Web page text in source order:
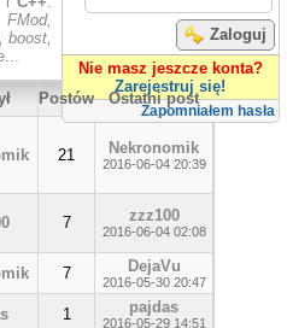
Zaloguj
Nie masz jeszcze konta?
Zarejestruj się!
Zapomniałem hasła
boost,
Postów
Ostatni post
21 Nekronomik
2016-06-04 20:39
7 zzz100
2016-06-04 02:08
7 DejaVu
2016-05-30 20:47
1 pajdas
2016-05-29 14:51